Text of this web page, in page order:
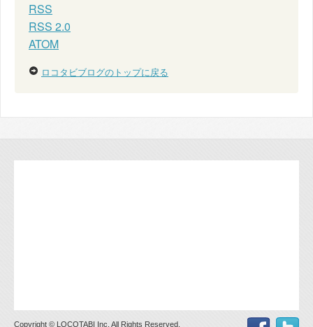
RSS
RSS 2.0
ATOM
ロコタビブログのトップに戻る
Copyright © LOCOTABI Inc. All Rights Reserved.